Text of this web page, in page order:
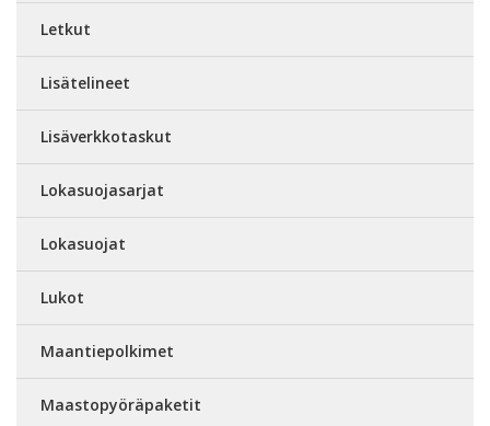
Letkut
Lisätelineet
Lisäverkkotaskut
Lokasuojasarjat
Lokasuojat
Lukot
Maantiepolkimet
Maastopyöräpaketit